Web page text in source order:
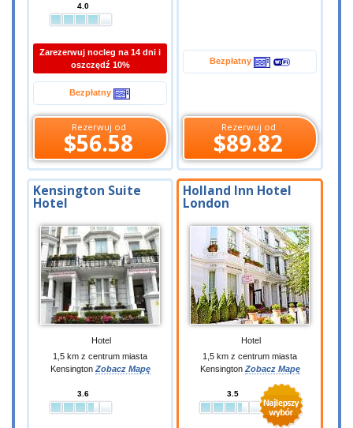
4.0
Zarezerwuj nocleg na 14 dni i
oszczędź 10%
Bezpłatny
Rezerwuj od
$56.58
Bezpłatny
Rezerwuj od
$89.82
Kensington Suite
Hotel
Hotel
1,5 km z centrum miasta
Kensington Zobacz Mapę
3.6
Holland Inn Hotel
London
Hotel
1,5 km z centrum miasta
Kensington Zobacz Mapę
3.5